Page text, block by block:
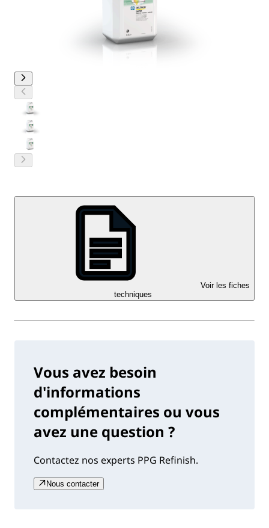
Voir les fiches
techniques
Vous avez besoin
d'informations
complémentaires ou vous
avez une question ?
Contactez nos experts PPG Refinish.
Nous contacter